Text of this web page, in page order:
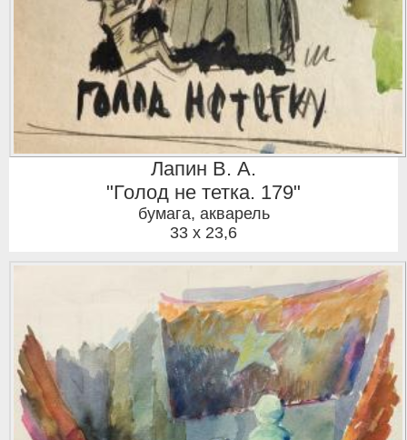
Лапин В. А.
"Голод не тетка. 179"
бумага, акварель
33 x 23,6